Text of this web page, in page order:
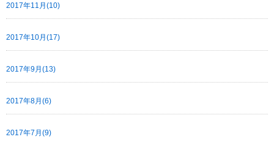
2017年11月(10)
2017年10月(17)
2017年9月(13)
2017年8月(6)
2017年7月(9)